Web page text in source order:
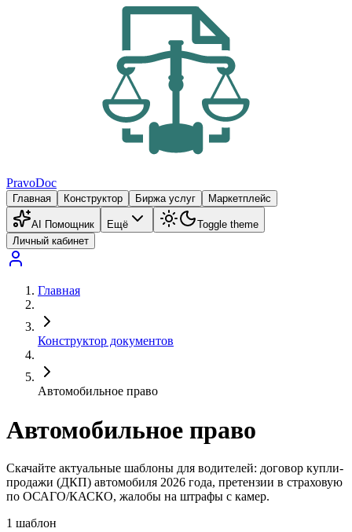
PravoDoc
Главная Конструктор Биржа услуг Маркетплейс
AI Помощник Ещё
Toggle theme
Личный кабинет
Главная
Конструктор документов
Автомобильное право
Автомобильное право
Скачайте актуальные шаблоны для водителей: договор купли-
продажи (ДКП) автомобиля 2026 года, претензии в страховую
по ОСАГО/КАСКО, жалобы на штрафы с камер.
1 шаблон